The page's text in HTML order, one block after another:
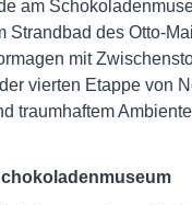
am
Strandbad des Otto-
mit
vierten Etappe von
traumhaftem